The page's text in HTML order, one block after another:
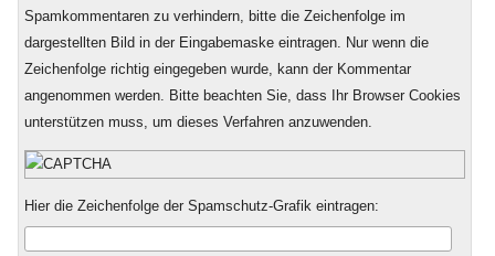
Spamkommentaren zu verhindern, bitte die Zeichenfolge im
dargestellten Bild in der Eingabemaske eintragen. Nur wenn die
Zeichenfolge richtig eingegeben wurde, kann der Kommentar
angenommen werden. Bitte beachten Sie, dass Ihr Browser Cookies
unterstützen muss, um dieses Verfahren anzuwenden.
Hier die Zeichenfolge der Spamschutz-Grafik eintragen: